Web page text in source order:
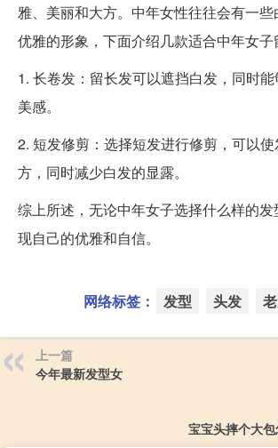
雅、美丽和大方。中年女性往往会有一
优雅的形象，下面介绍几款适合中年女子
1. 长卷发：留长发可以遮挡白发，同时
美感。
2. 短发修剪：选择短发进行修剪，可以
方，同时减少白发的显露。
综上所述，无论中年女子选择什么样的
现自己的优雅和自信。
网络标签： 发型 头发
上一篇
今年最新发型女
宝宝头摔个大